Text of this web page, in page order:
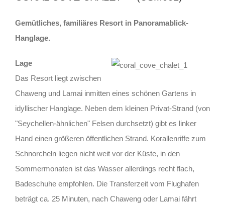
Gemütliches, familiäres Resort in Panoramablick-
Hanglage.
Lage
Das Resort liegt zwischen
Chaweng und Lamai inmitten eines schönen Gartens in
idyllischer Hanglage. Neben dem kleinen Privat-Strand (von
"Seychellen-ähnlichen" Felsen durchsetzt) gibt es linker
Hand einen größeren öffentlichen Strand. Korallenriffe zum
Schnorcheln liegen nicht weit vor der Küste, in den
Sommermonaten ist das Wasser allerdings recht flach,
Badeschuhe empfohlen. Die Transferzeit vom Flughafen
beträgt ca. 25 Minuten, nach Chaweng oder Lamai fährt